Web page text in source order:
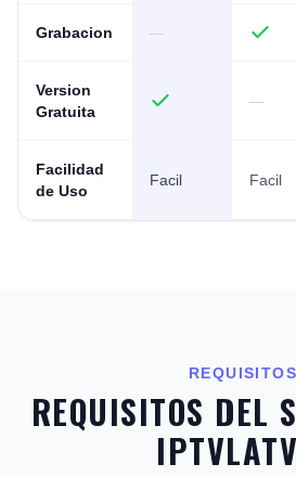
Grabacion —
Version
Gratuita
—
Facilidad
de Uso
Facil Facil
REQUISITOS
REQUISITOS DEL